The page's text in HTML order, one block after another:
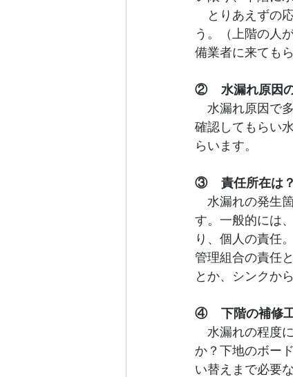
とりあえずの
う。（上階の人
備業者に来ても
②    水漏れ原因
水漏れ原因で
確認してもらい
らいます。
③    責任所在は？
水漏れの発生
す。一般的には
り、個人の責任
管理組合の責任
とか、シンクか
④    下階の補修
水漏れの程度
か？下地のボー
い替えまで必要